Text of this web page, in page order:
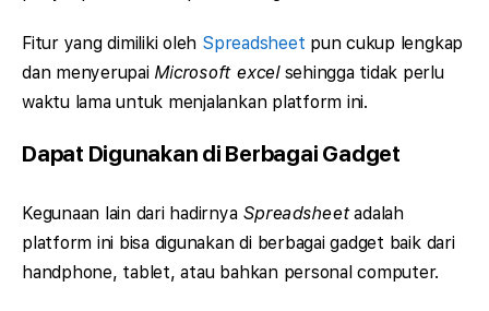
Fitur yang dimiliki oleh Spreadsheet pun cukup lengkap
dan menyerupai Microsoft excelsehingga tidak perlu
waktu lama untuk menjalankan platform ini.
Dapat Digunakan di Berbagai Gadget
Kegunaan lain dari hadirnya Spreadsheetadalah
platform ini bisa digunakan di berbagai gadget baik dari
handphone, tablet, atau bahkan personal computer.